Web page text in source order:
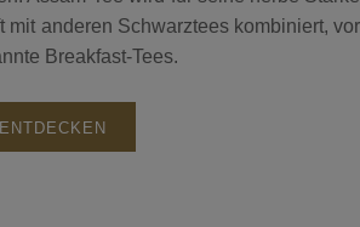
mit anderen Schwarztees kombiniert, vor
Breakfast-Tees.